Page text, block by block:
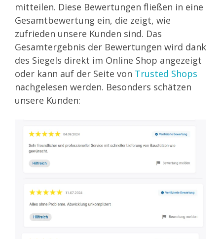
mitteilen. Diese Bewertungen fließen in eine
Gesamtbewertung ein, die zeigt, wie
zufrieden unsere Kunden sind. Das
Gesamtergebnis der Bewertungen wird dank
des Siegels direkt im Online Shop angezeigt
oder kann auf der Seite von Trusted Shops
nachgelesen werden. Besonders schätzen
unsere Kunden: